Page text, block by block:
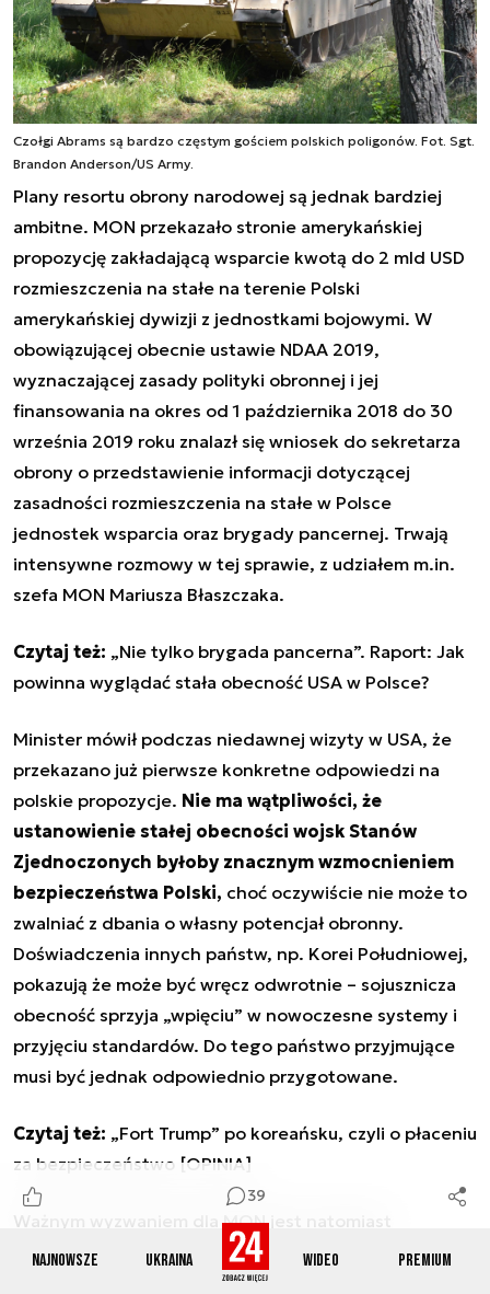
Najnowsze Ukraina Wideo Premium
39
Czołgi Abrams są bardzo częstym gościem polskich poligonów. Fot. Sgt.
Brandon Anderson/US Army.
Plany resortu obrony narodowej są jednak bardziej
ambitne. MON przekazało stronie amerykańskiej
propozycję zakładającą wsparcie kwotą do 2 mld USD
rozmieszczenia na stałe na terenie Polski
amerykańskiej dywizji z jednostkami bojowymi. W
obowiązującej obecnie ustawie NDAA 2019,
wyznaczającej zasady polityki obronnej i jej
finansowania na okres od 1 października 2018 do 30
września 2019 roku znalazł się wniosek do sekretarza
obrony o przedstawienie informacji dotyczącej
zasadności rozmieszczenia na stałe w Polsce
jednostek wsparcia oraz brygady pancernej. Trwają
intensywne rozmowy w tej sprawie, z udziałem m.in.
szefa MON Mariusza Błaszczaka.
Czytaj też: „Nie tylko brygada pancerna”. Raport: Jak
powinna wyglądać stała obecność USA w Polsce?
Minister mówił podczas niedawnej wizyty w USA, że
przekazano już pierwsze konkretne odpowiedzi na
polskie propozycje. Nie ma wątpliwości, że
ustanowienie stałej obecności wojsk Stanów
Zjednoczonych byłoby znacznym wzmocnieniem
bezpieczeństwa Polski, choć oczywiście nie może to
zwalniać z dbania o własny potencjał obronny.
Doświadczenia innych państw, np. Korei Południowej,
pokazują że może być wręcz odwrotnie – sojusznicza
obecność sprzyja „wpięciu” w nowoczesne systemy i
przyjęciu standardów. Do tego państwo przyjmujące
musi być jednak odpowiednio przygotowane.
Czytaj też: „Fort Trump” po koreańsku, czyli o płaceniu
za bezpieczeństwo [OPINIA]
Ważnym wyzwaniem dla MON jest natomiast
współpraca w ramach Unii Europejskiej. Polska
dołączyła do mechanizmu współpracy w ramach